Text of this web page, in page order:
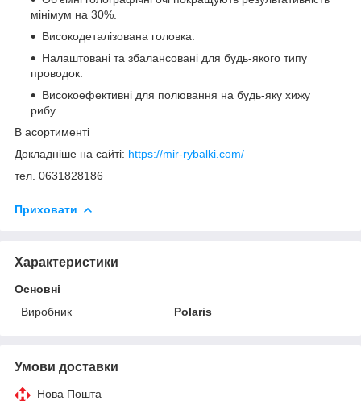
мінімум на 30%.
Високодеталізована головка.
Налаштовані та збалансовані для будь-якого типу
проводок.
Високоефективні для полювання на будь-яку хижу
рибу
В асортименті
Докладніше на сайті: https://mir-rybalki.com/
тел. 0631828186
Приховати
Характеристики
Основні
Виробник
Polaris
Умови доставки
Нова Пошта